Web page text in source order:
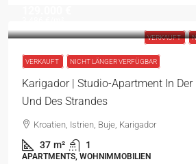
VERKAUFT
VERKAUFT NICHT LÄNGER VERFÜGBAR
Karigador | Studio-Apartment In Der
Und Des Strandes
Kroatien, Istrien, Buje, Karigador
37 m² 1
APARTMENTS, WOHNIMMOBILIEN